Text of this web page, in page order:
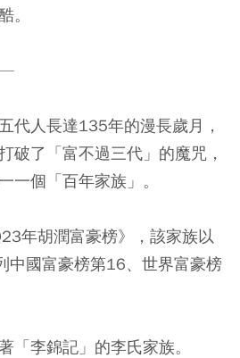
。
代人長達135年的漫長歲月，
破了「富不過三代」的魔咒，
一個「百年家族」。
年胡潤富豪榜》，該家族以
中國富豪榜第16、世界富豪榜
「李錦記」的李氏家族。